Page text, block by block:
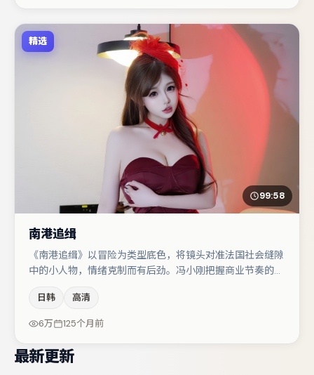
精选
99:58
南港追缉
《南港追缉》以冒险为类型底色，将镜头对准法国社会缝隙
中的小人物，情绪克制而有后劲。冯小刚把握商业节奏的同
包括周冬雨、梁朝伟、段奕宏等，角色动机前后呼应，适合
喜欢抠台词与伏笔的观众。若你偏爱强类型与清晰主线，这
日韩 高清
6万 125个月前
最新更新